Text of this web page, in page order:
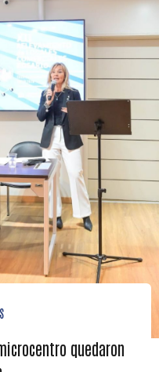
quedaron